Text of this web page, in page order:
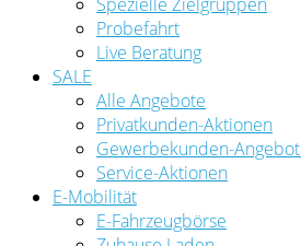
Probefahrt
Live Beratung
SALE
Alle Angebote
Privatkunden-Aktionen
Gewerbekunden-
Service-Aktionen
E-Mobilität
E-Fahrzeugbörse